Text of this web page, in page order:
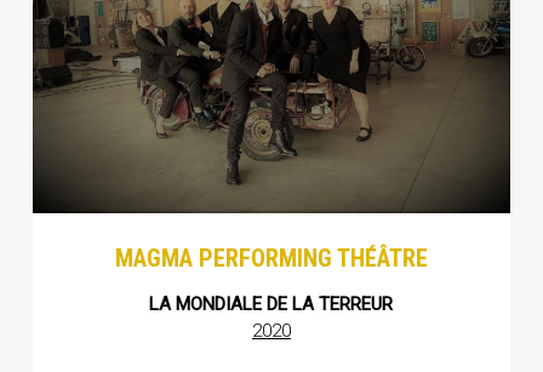
MAGMA PERFORMING THÉÂTRE
LA MONDIALE DE LA TERREUR
2020